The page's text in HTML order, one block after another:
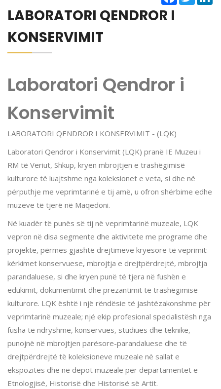
LABORATORI QENDROR I
KONSERVIMIT
Laboratori Qendror i
Konservimit
LABORATORI QENDROR I KONSERVIMIT - (LQK)
Laboratori Qendror i Konservimit (LQK) pranë IE Muzeu i
RM të Veriut, Shkup, kryen mbrojtjen e trashëgimisë
kulturore të luajtshme nga koleksionet e veta, si dhe në
përputhje me veprimtarinë e tij amë, u ofron shërbime edhe
muzeve të tjerë në Maqedoni.
Në kuadër të punës së tij në veprimtarinë muzeale, LQK
vepron në disa segmente dhe aktivitete me programe dhe
projekte, përmes gjashtë drejtimeve kryesore të veprimit:
kërkimet konservuese, mbrojtja e drejtpërdrejtë, mbrojtja
parandaluese, si dhe kryen punë të tjera në fushën e
edukimit, dokumentimit dhe prezantimit të trashëgimisë
kulturore. LQK është i një rëndësie të jashtëzakonshme për
veprimtarinë muzeale; një ekip profesional specialistësh nga
fusha të ndryshme, konservues, studiues dhe teknikë,
punojnë në mbrojtjen parësore-parandaluese dhe të
drejtpërdrejtë të koleksioneve muzeale në sallat e
ekspozitës dhe në depot muzeale për departamentet e
Etnologjisë, Historisë dhe Historisë së Artit.